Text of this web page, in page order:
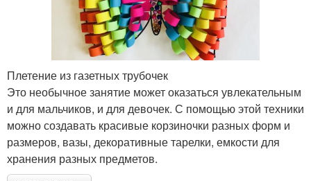
Плетение из газетных трубочек
Это необычное занятие может оказаться увлекательным
и для мальчиков, и для девочек. С помощью этой техники
можно создавать красивые корзиночки разных форм и
размеров, вазы, декоративные тарелки, емкости для
хранения разных предметов.